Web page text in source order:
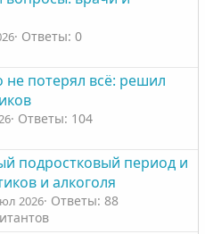
Ответы: 0
не потерял всё: решил
Ответы: 104
подростковый период и
и алкоголя
2026 Ответы: 88